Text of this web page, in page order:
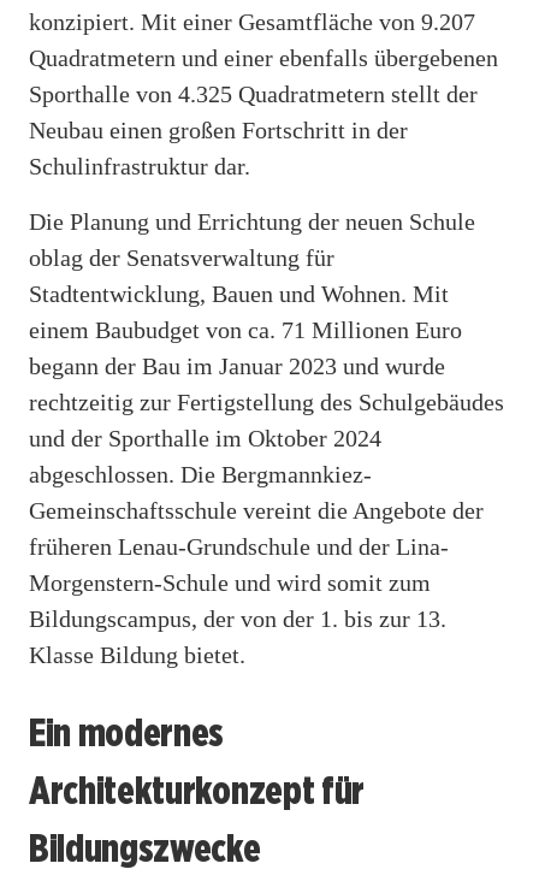
konzipiert. Mit einer Gesamtfläche von 9.207
Quadratmetern und einer ebenfalls übergebenen
Sporthalle von 4.325 Quadratmetern stellt der
Neubau einen großen Fortschritt in der
Schulinfrastruktur dar.
Die Planung und Errichtung der neuen Schule
oblag der Senatsverwaltung für
Stadtentwicklung, Bauen und Wohnen. Mit
einem Baubudget von ca. 71 Millionen Euro
begann der Bau im Januar 2023 und wurde
rechtzeitig zur Fertigstellung des Schulgebäudes
und der Sporthalle im Oktober 2024
abgeschlossen. Die Bergmannkiez-
Gemeinschaftsschule vereint die Angebote der
früheren Lenau-Grundschule und der Lina-
Morgenstern-Schule und wird somit zum
Bildungscampus, der von der 1. bis zur 13.
Klasse Bildung bietet.
Ein modernes
Architekturkonzept für
Bildungszwecke